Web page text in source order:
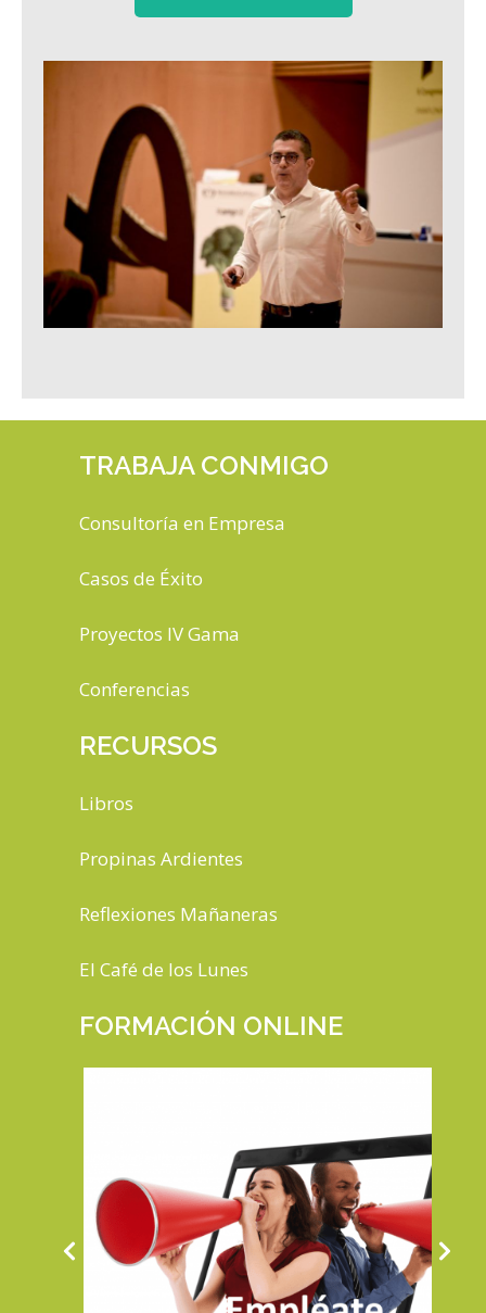
TRABAJA CONMIGO
Consultoría en Empresa
Casos de Éxito
Proyectos IV Gama
Conferencias
RECURSOS
Libros
Propinas Ardientes
Reflexiones Mañaneras
El Café de los Lunes
FORMACIÓN ONLINE